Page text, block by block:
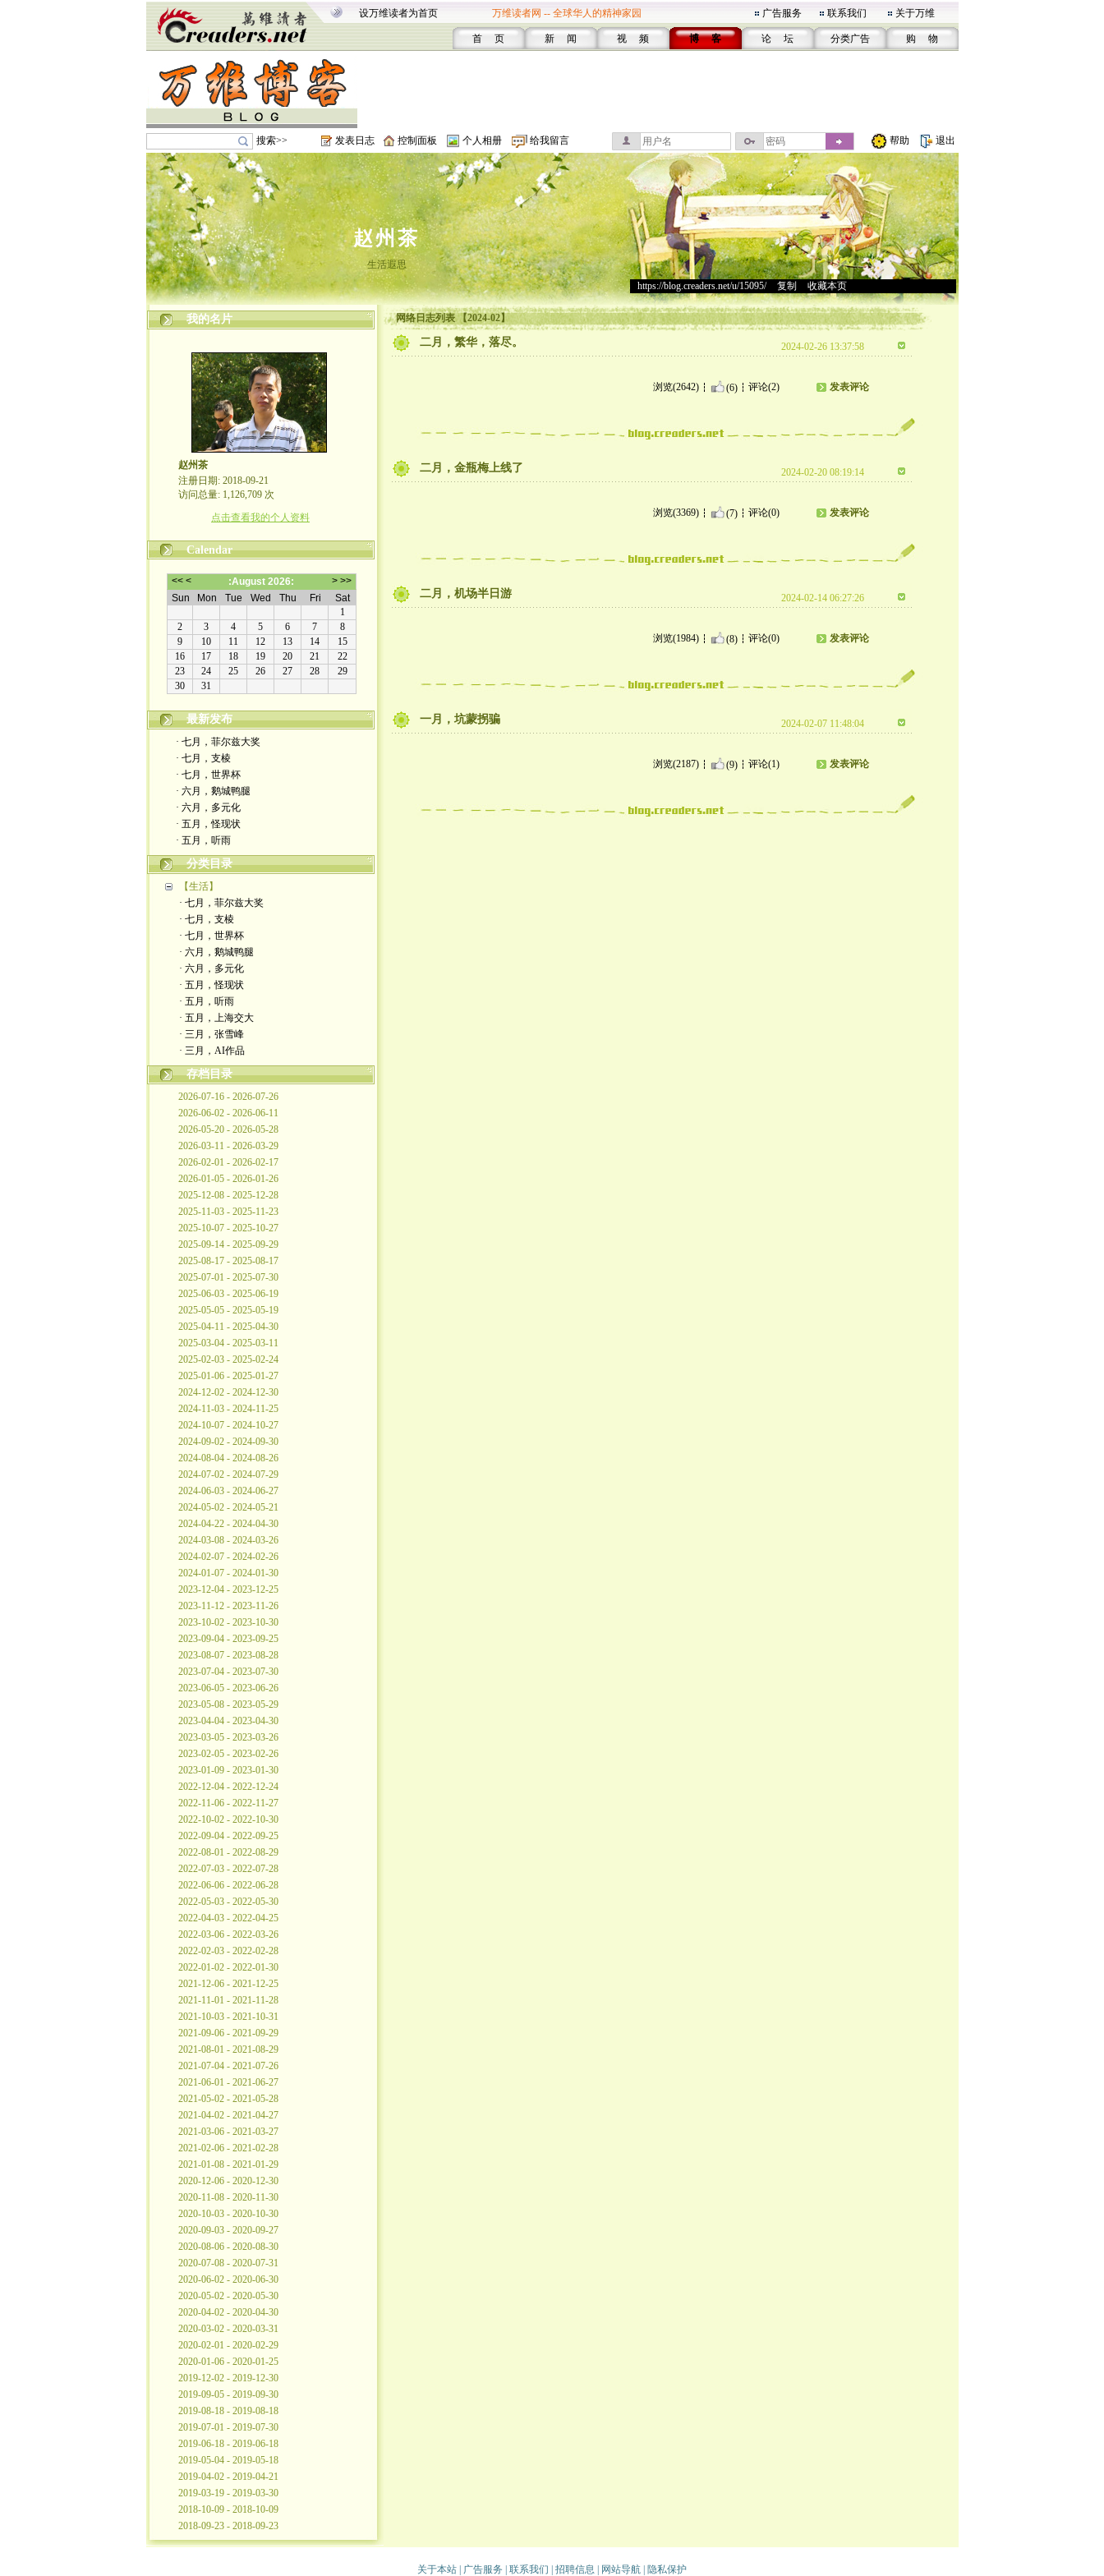
设万维读者为首页 万维读者网 -- 全球华人的精神家园 广告服务 联系我们 关于万维
首 页 新 闻 视 频 博 客 论 坛 分类广告 购 物
搜索>> 发表日志 控制面板 个人相册 给我留言 帮助 退出
赵州茶
生活遐思
https://blog.creaders.net/u/15095/> 复制 收藏本页
我的名片
赵州茶
注册日期: 2018-09-21
访问总量: 1,126,709 次
点击查看我的个人资料
Calendar
最新发布
· 七月，菲尔兹大奖
· 七月，支棱
· 七月，世界杯
· 六月，鹅城鸭腿
· 六月，多元化
· 五月，怪现状
· 五月，听雨
分类目录
【生活】
· 七月，菲尔兹大奖
· 七月，支棱
· 七月，世界杯
· 六月，鹅城鸭腿
· 六月，多元化
· 五月，怪现状
· 五月，听雨
· 五月，上海交大
· 三月，张雪峰
· 三月，AI作品
存档目录
2026-07-16 - 2026-07-26
2026-06-02 - 2026-06-11
2026-05-20 - 2026-05-28
2026-03-11 - 2026-03-29
2026-02-01 - 2026-02-17
2026-01-05 - 2026-01-26
2025-12-08 - 2025-12-28
2025-11-03 - 2025-11-23
2025-10-07 - 2025-10-27
2025-09-14 - 2025-09-29
2025-08-17 - 2025-08-17
2025-07-01 - 2025-07-30
2025-06-03 - 2025-06-19
2025-05-05 - 2025-05-19
2025-04-11 - 2025-04-30
2025-03-04 - 2025-03-11
2025-02-03 - 2025-02-24
2025-01-06 - 2025-01-27
2024-12-02 - 2024-12-30
2024-11-03 - 2024-11-25
2024-10-07 - 2024-10-27
2024-09-02 - 2024-09-30
2024-08-04 - 2024-08-26
2024-07-02 - 2024-07-29
2024-06-03 - 2024-06-27
2024-05-02 - 2024-05-21
2024-04-22 - 2024-04-30
2024-03-08 - 2024-03-26
2024-02-07 - 2024-02-26
2024-01-07 - 2024-01-30
2023-12-04 - 2023-12-25
2023-11-12 - 2023-11-26
2023-10-02 - 2023-10-30
2023-09-04 - 2023-09-25
2023-08-07 - 2023-08-28
2023-07-04 - 2023-07-30
2023-06-05 - 2023-06-26
2023-05-08 - 2023-05-29
2023-04-04 - 2023-04-30
2023-03-05 - 2023-03-26
2023-02-05 - 2023-02-26
2023-01-09 - 2023-01-30
2022-12-04 - 2022-12-24
2022-11-06 - 2022-11-27
2022-10-02 - 2022-10-30
2022-09-04 - 2022-09-25
2022-08-01 - 2022-08-29
2022-07-03 - 2022-07-28
2022-06-06 - 2022-06-28
2022-05-03 - 2022-05-30
2022-04-03 - 2022-04-25
2022-03-06 - 2022-03-26
2022-02-03 - 2022-02-28
2022-01-02 - 2022-01-30
2021-12-06 - 2021-12-25
2021-11-01 - 2021-11-28
2021-10-03 - 2021-10-31
2021-09-06 - 2021-09-29
2021-08-01 - 2021-08-29
2021-07-04 - 2021-07-26
2021-06-01 - 2021-06-27
2021-05-02 - 2021-05-28
2021-04-02 - 2021-04-27
2021-03-06 - 2021-03-27
2021-02-06 - 2021-02-28
2021-01-08 - 2021-01-29
2020-12-06 - 2020-12-30
2020-11-08 - 2020-11-30
2020-10-03 - 2020-10-30
2020-09-03 - 2020-09-27
2020-08-06 - 2020-08-30
2020-07-08 - 2020-07-31
2020-06-02 - 2020-06-30
2020-05-02 - 2020-05-30
2020-04-02 - 2020-04-30
2020-03-02 - 2020-03-31
2020-02-01 - 2020-02-29
2020-01-06 - 2020-01-25
2019-12-02 - 2019-12-30
2019-09-05 - 2019-09-30
2019-08-18 - 2019-08-18
2019-07-01 - 2019-07-30
2019-06-18 - 2019-06-18
2019-05-04 - 2019-05-18
2019-04-02 - 2019-04-21
2019-03-19 - 2019-03-30
2018-10-09 - 2018-10-09
2018-09-23 - 2018-09-23
网络日志列表 【2024-02】
二月，繁华，落尽。 2024-02-26 13:37:58
浏览(2642) (6) 评论(2) 发表评论
二月，金瓶梅上线了 2024-02-20 08:19:14
浏览(3369) (7) 评论(0) 发表评论
二月，机场半日游 2024-02-14 06:27:26
浏览(1984) (8) 评论(0) 发表评论
一月，坑蒙拐骗 2024-02-07 11:48:04
浏览(2187) (9) 评论(1) 发表评论
关于本站 广告服务 联系我们 招聘信息 网站导航 隐私保护